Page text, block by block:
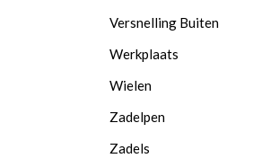
Versnelling Buiten
Werkplaats
Wielen
Zadelpen
Zadels